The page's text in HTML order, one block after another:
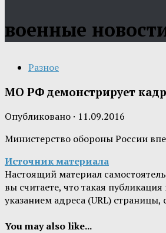
военные
Разное
МО РФ демонстрирует
Опубликовано · 11.09.2016
Министерство обороны России
Источник материала
Настоящий материал
вы считаете, что такая
указанием адреса (URL)
You may also like...